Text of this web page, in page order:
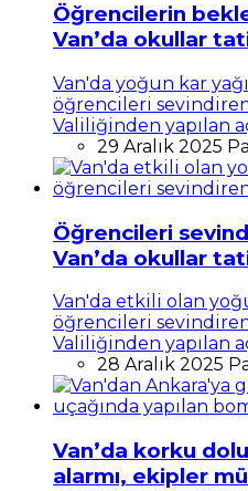
Öğrencilerin
Van’da okullar
Van'da yoğun kar
öğrencileri
Valiliğinden yapılan
29 Aralık 2025
Öğrencileri
Van’da okullar
Van'da etkili olan
öğrencileri
Valiliğinden yapılan
28 Aralık 2025
Van’da korku
alarmı, ekipler